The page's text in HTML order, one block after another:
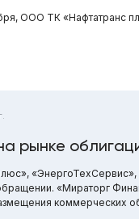
ООО ТК «Нафтатранс
рынке
«Мираторг
коммерческих